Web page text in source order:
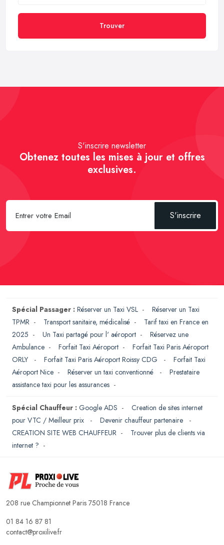
Trouver
S'inscrire newsletter
Obtenez toutes les mises à jour et offres
exclusives.
S'inscrire
Spécial Passager : Réserver un Taxi VSL - Réserver un Taxi
TPMR - Transport sanitaire, médicalisé - Tarif taxi en France en
2025 - Un Taxi partagé pour l' aéroport - Réservez une
Ambulance - Forfait Taxi Aéroport - Forfait Taxi Paris Aéroport
ORLY
- Forfait Taxi Paris Aéroport Roissy CDG - Forfait Taxi
Aéroport Nice - Réserver un taxi conventionné - Prestataire
assistance taxi pour les assurances -
Spécial Chauffeur : Google ADS - Creation de sites internet
pour VTC / Meilleur prix
- Devenir chauffeur partenaire
-
CREATION SITE WEB CHAUFFEUR - Trouver plus de clients via
internet ? -
208 rue Championnet Paris 75018 France
01 84 16 87 81
contact@proxilive.fr